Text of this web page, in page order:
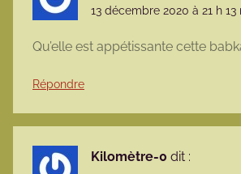
13 décembre 2020 à 21 h 13
Qu’elle est appétissante cette
Répondre
Kilomètre-0 dit :